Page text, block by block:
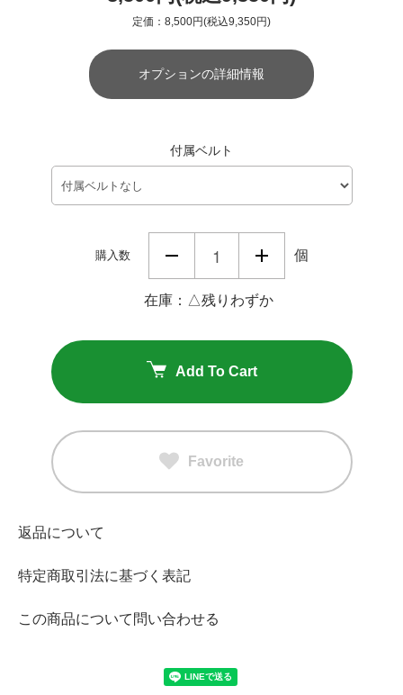
定価：8,500円(税込9,350円)
オプションの詳細情報
付属ベルト
購入数 個
在庫：△残りわずか
Add To Cart
Favorite
返品について
特定商取引法に基づく表記
この商品について問い合わせる